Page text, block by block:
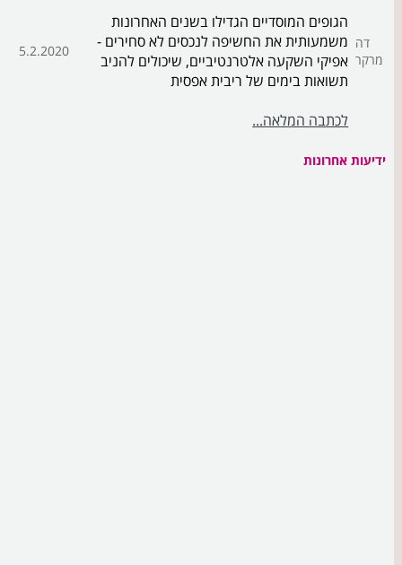
דה
מרקר
הגופים המוסדיים הגדילו בשנים האחרונות
משמעותית את החשיפה לנכסים לא סחירים -
אפיקי השקעה אלטרנטיביים, שיכולים להניב
תשואות בימים של ריבית אפסית
לכתבה המלאה...
5.2.2020
ידיעות אחרונות